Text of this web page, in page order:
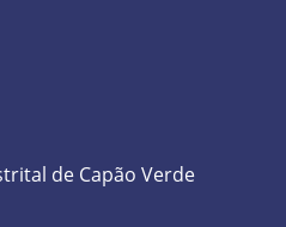
de Capão Verde